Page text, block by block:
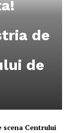
de
de
scena Centrului